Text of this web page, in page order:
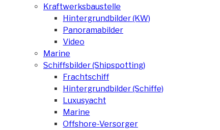
Kraftwerksbaustelle
Hintergrundbilder (KW)
Panoramabilder
Video
Marine
Schiffsbilder (Shipspotting)
Frachtschiff
Hintergrundbilder (Schiffe)
Luxusyacht
Marine
Offshore-Versorger